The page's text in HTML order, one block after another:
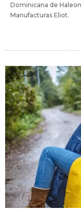
Dominicana de
Manufacturas Eliot.